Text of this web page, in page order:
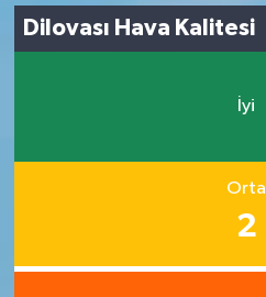
Dilovası Hava Kalitesi
İyi
Orta
2